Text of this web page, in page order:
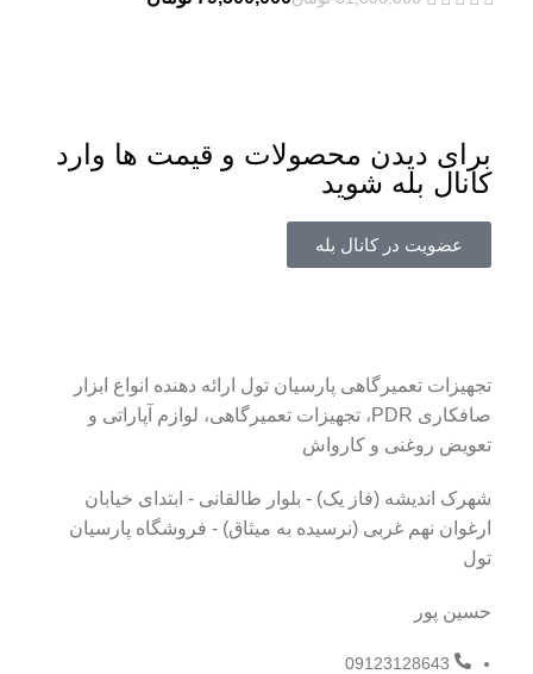
برای دیدن محصولات و قیمت ها وارد
کانال بله شوید
عضویت در کانال بله
تجهیزات تعمیرگاهی پارسیان تول ارائه دهنده انواع ابزار
صافکاری PDR، تجهیزات تعمیرگاهی، لوازم آپاراتی و
تعویض روغنی و کارواش
شهرک اندیشه (فاز یک) - بلوار طالقانی - ابتدای خیابان
ارغوان نهم غربی (نرسیده به میثاق) - فروشگاه پارسیان
تول
حسین پور
09123128643